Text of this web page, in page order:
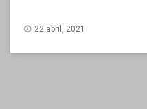
22 abril, 2021